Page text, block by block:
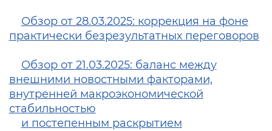
Обзор от 28.03.2025: коррекция на фоне
практически безрезультатных переговоров
Обзор от 21.03.2025: баланс между
внешними новостными факторами,
внутренней макроэкономической
стабильностью
и постепенным раскрытием